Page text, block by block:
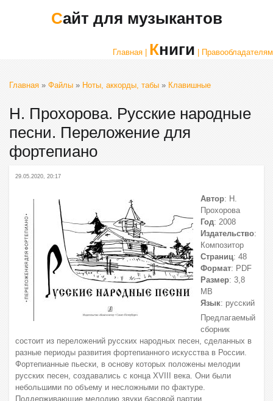
Сайт для музыкантов
Главная | Книги | Правообладателям
Главная » Файлы » Ноты, аккорды, табы » Клавишные
Н. Прохорова. Русские народные
песни. Переложение для
фортепиано
29.05.2020, 20:17
Автор: Н.
Прохорова
Год: 2008
Издательство:
Композитор
Страниц: 48
Формат: PDF
Размер: 3,8
МВ
Язык: русский
Предлагаемый
сборник
состоит из переложений русских народных песен, сделанных в
разные периоды развития фортепианного искусства в России.
Фортепианные пьески, в основу которых положены мелодии
русских песен, создавались с конца XVIII века. Они были
небольшими по объему и несложными по фактуре.
Поддерживающие мелодию звуки басовой партии